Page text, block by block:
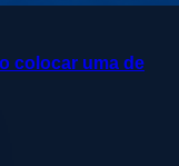
colocar uma de